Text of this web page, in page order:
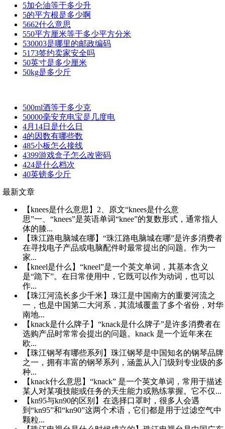
5加仑油等于多少升
5的平方根是多少啊
5662什么意思
550平方厘米等于多少平方分米
530003是哪里的邮政编码
5173签约卖家安全吗
50英寸是多少厘米
50kg是多少斤
500ml酒等于多少克
50000毫安充电宝是几度电
4月14日是什么日
4的因数有哪些数
485小板怎么接线
4399游戏盒子怎么改密码
424是什么档次
40英镑多少斤
最新文章
【knees是什么意思】2、原文“knees是什么意
思”一、“knees”是英语单词“knee”的复数形式，通常指人
体的膝...
【珠江路电脑城在哪】“珠江路电脑城在哪”是许多消费者
在寻找电子产品或电脑配件时最常提出的问题。作为一
家...
【kneel是什么】“kneel”是一个英文单词，其基本含义
是“跪下”。在日常使用中，它既可以作为动词，也可以
作...
【珠江河流长多少千米】珠江是中国南方的重要河流之
一，也是中国第二大河系，其流域覆盖了多个省份，对华
南地...
【knack是什么牌子】“knack是什么牌子”是许多消费者在
选购产品时常常会提出的问题。knack 是一个近年来在
欧...
【珠江钢琴有哪些系列】珠江钢琴是中国知名的钢琴品牌
之一，拥有丰富的钢琴系列，涵盖从入门级到专业级的多
种...
【knack什么意思】“knack” 是一个英文单词，常用于描述
某人对某项技能或任务的天生能力或熟练掌握。它不仅...
【kn95与kn90的区别】在选择口罩时，很多人会遇
到“kn95”和“kn90”这两个术语，它们都是用于过滤空气中
颗粒...